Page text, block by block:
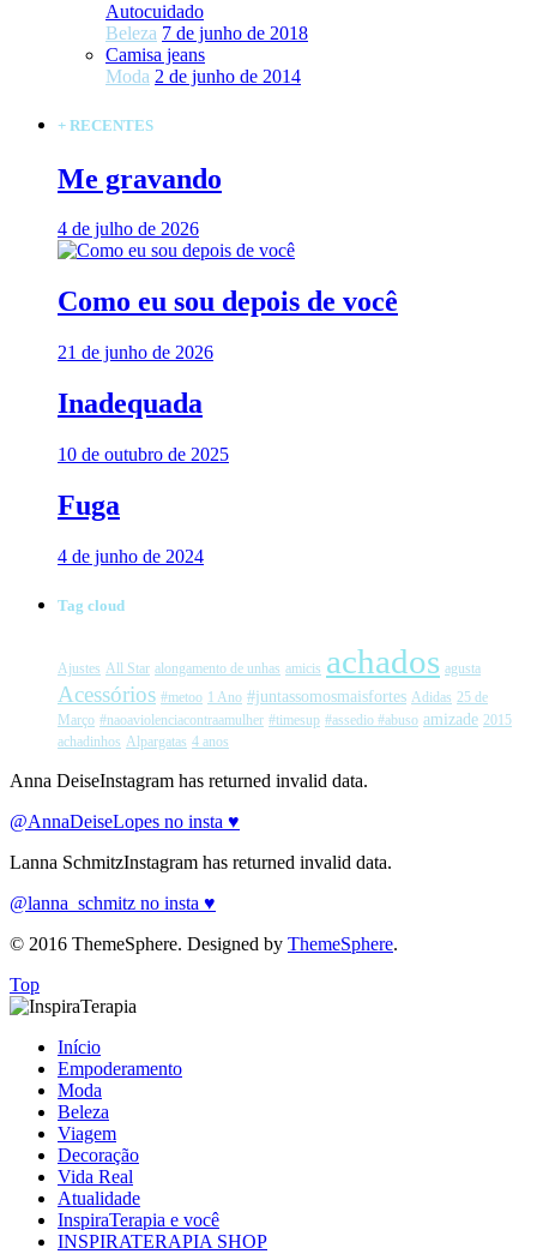
Autocuidado
Beleza 7 de junho de 2018
Camisa jeans
Moda 2 de junho de 2014
+ RECENTES
Me gravando
4 de julho de 2026
Como eu sou depois de você
21 de junho de 2026
Inadequada
10 de outubro de 2025
Fuga
4 de junho de 2024
Tag cloud
Ajustes All Star alongamento de unhas amicis achados agusta
Acessórios #metoo 1 Ano #juntassomosmaisfortes Adidas 25 de
Março #naoaviolenciacontraamulher #timesup #assedio #abuso amizade 2015
achadinhos Alpargatas 4 anos
Anna DeiseInstagram has returned invalid data.
@AnnaDeiseLopes no insta ♥
Lanna SchmitzInstagram has returned invalid data.
@lanna_schmitz no insta ♥
© 2016 ThemeSphere. Designed by ThemeSphere.
Top
Início
Empoderamento
Moda
Beleza
Viagem
Decoração
Vida Real
Atualidade
InspiraTerapia e você
INSPIRATERAPIA SHOP